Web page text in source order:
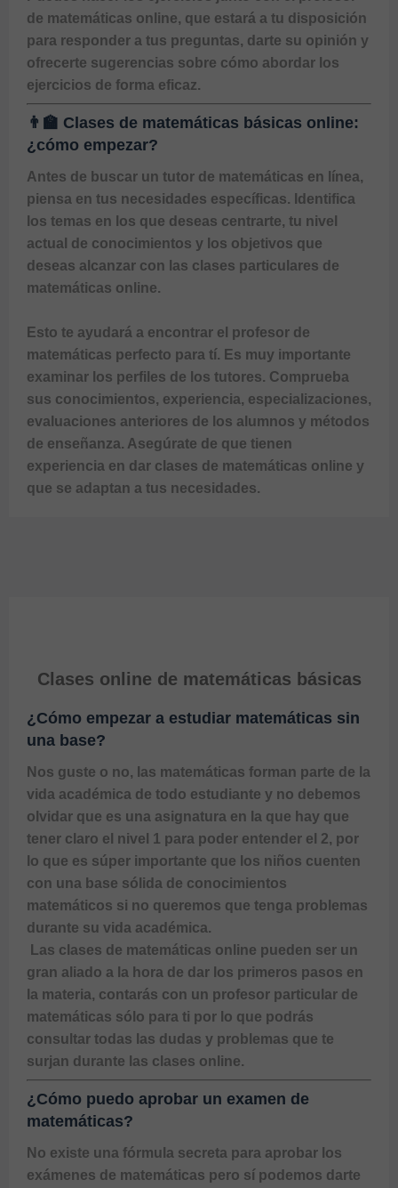
de matemáticas online, que estará a tu disposición
para responder a tus preguntas, darte su opinión y
ofrecerte sugerencias sobre cómo abordar los
ejercicios de forma eficaz.
👨‍🏫 Clases de matemáticas básicas online:
¿cómo empezar?
Antes de buscar un tutor de matemáticas en línea,
piensa en tus necesidades específicas. Identifica
los temas en los que deseas centrarte, tu nivel
actual de conocimientos y los objetivos que
deseas alcanzar con las clases particulares de
matemáticas online.
Esto te ayudará a encontrar el profesor de
matemáticas perfecto para tí. Es muy importante
examinar los perfiles de los tutores. Comprueba
sus conocimientos, experiencia, especializaciones,
evaluaciones anteriores de los alumnos y métodos
de enseñanza. Asegúrate de que tienen
experiencia en dar clases de matemáticas online y
que se adaptan a tus necesidades.
Clases online de matemáticas básicas
¿Cómo empezar a estudiar matemáticas sin
una base?
Nos guste o no, las matemáticas forman parte de la
vida académica de todo estudiante y no debemos
olvidar que es una asignatura en la que hay que
tener claro el nivel 1 para poder entender el 2, por
lo que es súper importante que los niños cuenten
con una base sólida de conocimientos
matemáticos si no queremos que tenga problemas
durante su vida académica.
gran aliado a la hora de dar los primeros pasos en
la materia, contarás con un profesor particular de
matemáticas sólo para ti por lo que podrás
consultar todas las dudas y problemas que te
surjan durante las clases online.
¿Cómo puedo aprobar un examen de
matemáticas?
No existe una fórmula secreta para aprobar los
exámenes de matemáticas pero sí podemos darte